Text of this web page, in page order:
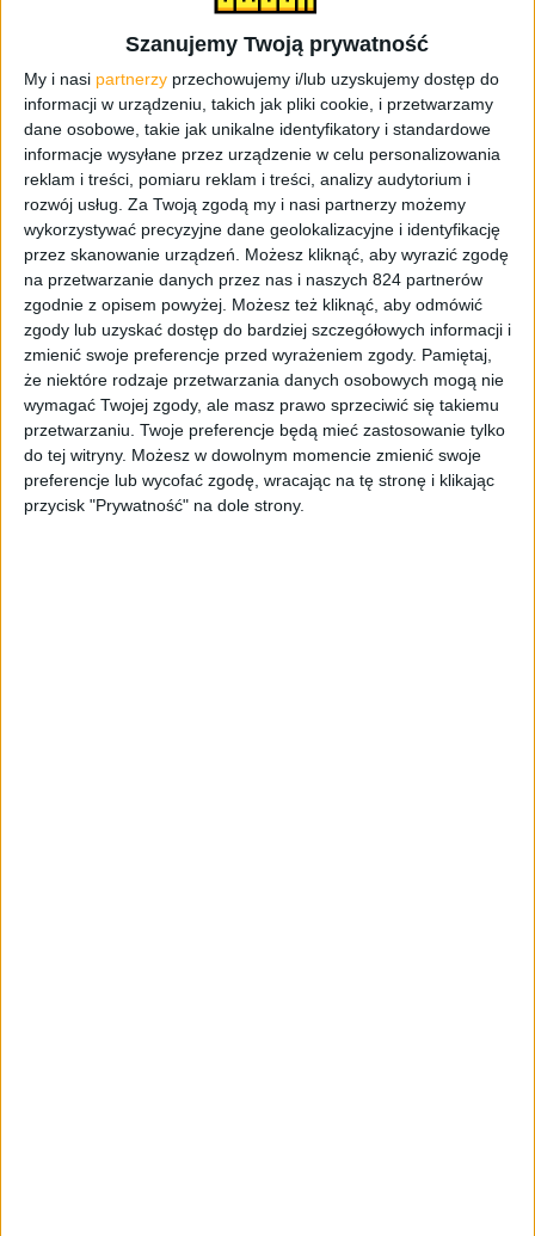
Szanujemy Twoją prywatność
My i nasi partnerzy przechowujemy i/lub uzyskujemy dostęp do
informacji w urządzeniu, takich jak pliki cookie, i przetwarzamy
dane osobowe, takie jak unikalne identyfikatory i standardowe
informacje wysyłane przez urządzenie w celu personalizowania
reklam i treści, pomiaru reklam i treści, analizy audytorium i
rozwój usług. Za Twoją zgodą my i nasi partnerzy możemy
wykorzystywać precyzyjne dane geolokalizacyjne i identyfikację
przez skanowanie urządzeń. Możesz kliknąć, aby wyrazić zgodę
na przetwarzanie danych przez nas i naszych 824 partnerów
zgodnie z opisem powyżej. Możesz też kliknąć, aby odmówić
zgody lub uzyskać dostęp do bardziej szczegółowych informacji i
zmienić swoje preferencje przed wyrażeniem zgody. Pamiętaj,
że niektóre rodzaje przetwarzania danych osobowych mogą nie
wymagać Twojej zgody, ale masz prawo sprzeciwić się takiemu
przetwarzaniu. Twoje preferencje będą mieć zastosowanie tylko
do tej witryny. Możesz w dowolnym momencie zmienić swoje
preferencje lub wycofać zgodę, wracając na tę stronę i klikając
przycisk "Prywatność" na dole strony.
Smartfony Tech
Huawei też daje 500+. Huawei P50 Pro i
Huawei P50 Pocket są już w Polsce